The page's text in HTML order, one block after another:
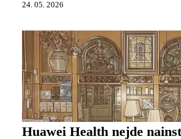
24. 05. 2026
Huawei Health nejde